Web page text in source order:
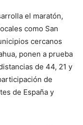
el maratón,
como San
cercanos
ponen a prueba
de 44, 21 y
de
de España y